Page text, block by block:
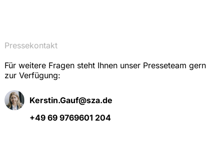
Pressekontakt
Für weitere Fragen steht Ihnen unser Presseteam gern
zur Verfügung:
Kerstin.Gauf@sza.de
+49 69 9769601 204